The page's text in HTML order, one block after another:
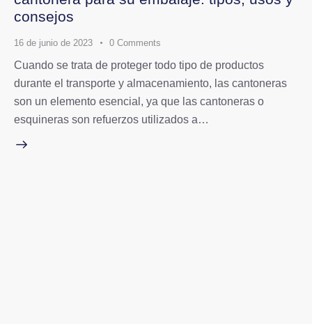
consejos
16 de junio de 2023 0 Comments
Cuando se trata de proteger todo tipo de productos
durante el transporte y almacenamiento, las cantoneras
son un elemento esencial, ya que las cantoneras o
esquineras son refuerzos utilizados a…